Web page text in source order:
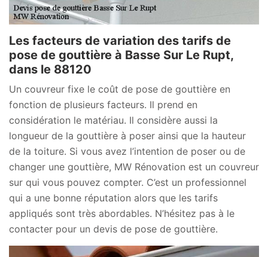
Les facteurs de variation des tarifs de
pose de gouttière à Basse Sur Le Rupt,
dans le 88120
Un couvreur fixe le coût de pose de gouttière en
fonction de plusieurs facteurs. Il prend en
considération le matériau. Il considère aussi la
longueur de la gouttière à poser ainsi que la hauteur
de la toiture. Si vous avez l’intention de poser ou de
changer une gouttière, MW Rénovation est un couvreur
sur qui vous pouvez compter. C’est un professionnel
qui a une bonne réputation alors que les tarifs
appliqués sont très abordables. N’hésitez pas à le
contacter pour un devis de pose de gouttière.